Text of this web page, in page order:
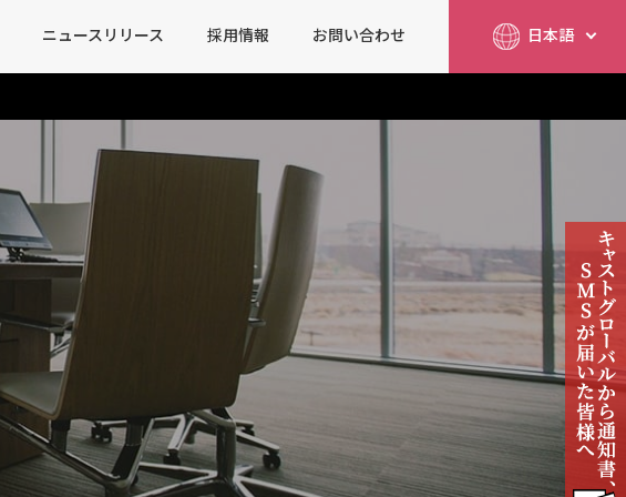
ニュースリリース 採用情報 お問い合わせ 日本語